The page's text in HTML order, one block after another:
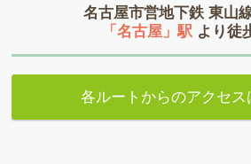
名古屋市営地下鉄 東山
「名古屋」駅より徒
各ルートからのアクセス